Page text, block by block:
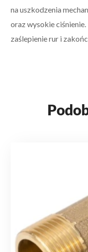
na uszkodzenia
oraz wysokie
zaślepienie rur i